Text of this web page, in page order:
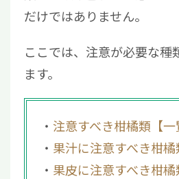
6高血圧の薬にはフラノク
だけではありません。
ここでは、注意が必要な種
ます。
注意すべき柑橘類【一
果汁に注意すべき柑橘
果皮に注意すべき柑橘